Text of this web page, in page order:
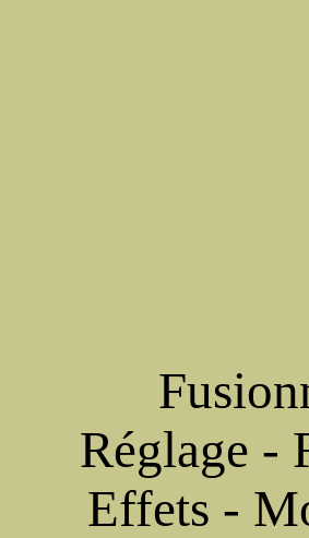
Réglage -
Effets -